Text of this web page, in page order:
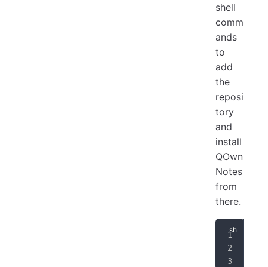
shell
comm
ands
to
add
the
reposi
tory
and
install
QOwn
Notes
from
there.